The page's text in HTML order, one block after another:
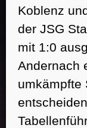
Koblenz
der JSG
mit 1:0
Andernach
umkämpfte